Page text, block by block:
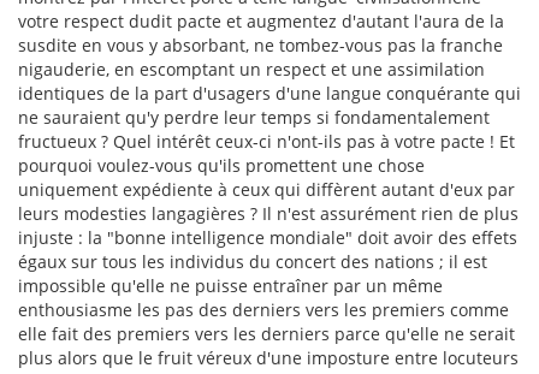
votre respect dudit pacte et augmentez d'autant l'aura de la
susdite en vous y absorbant, ne tombez-vous pas la franche
nigauderie, en escomptant un respect et une assimilation
identiques de la part d'usagers d'une langue conquérante qui
ne sauraient qu'y perdre leur temps si fondamentalement
fructueux ? Quel intérêt ceux-ci n'ont-ils pas à votre pacte ! Et
pourquoi voulez-vous qu'ils promettent une chose
uniquement expédiente à ceux qui diffèrent autant d'eux par
leurs modesties langagières ? Il n'est assurément rien de plus
injuste : la "bonne intelligence mondiale" doit avoir des effets
égaux sur tous les individus du concert des nations ; il est
impossible qu'elle ne puisse entraîner par un même
enthousiasme les pas des derniers vers les premiers comme
elle fait des premiers vers les derniers parce qu'elle ne serait
plus alors que le fruit véreux d'une imposture entre locuteurs